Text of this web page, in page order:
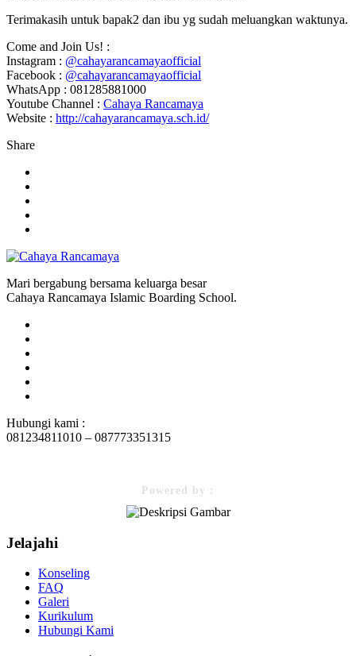
Terimakasih untuk bapak2 dan ibu yg sudah meluangkan waktunya.
Come and Join Us! :
Instagram : @cahayarancamayaofficial
Facebook : @cahayarancamayaofficial
WhatsApp : 081285881000
Youtube Channel : Cahaya Rancamaya
Website : http://cahayarancamaya.sch.id/
Share
Mari bergabung bersama keluarga besar
Cahaya Rancamaya Islamic Boarding School.
Hubungi kami :
081234811010 – 087773351315
Powered by :
Jelajahi
Konseling
FAQ
Galeri
Kurikulum
Hubungi Kami